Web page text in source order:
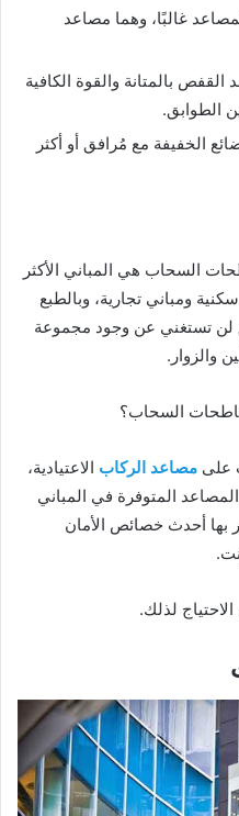
غالبًا، وهما مصاعد
القفص بالمتانة والقوة الكافية
الطوابق.
الخفيفة مع مُرافق أو أكثر
السحاب هي المباني الأكثر
ومباني تجارية، وبالطبع
لن تستغني عن وجود مجموعة
والزوار.
السحاب؟
على مصاعد الركاب الاعتيادية،
المتوفرة في المباني
بها أحدث خصائص الأمان
لذلك.